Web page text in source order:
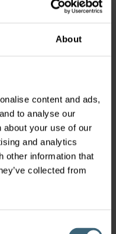
About
content and ads,
to analyse our
your use of our
and analytics
other information that
collected from
von Produkten
sicher,dass unsere
bis zur Wartung
Umweltvorteile zu
ist in den
geschult und sorgt
Bereitstellung von